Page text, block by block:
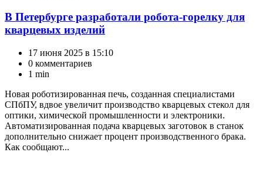
В Петербурге разработали робота-горелку для
кварцевых изделий
17 июня 2025 в 15:10
0 комментариев
1 min
Новая роботизированная печь, созданная специалистами
СПбПУ, вдвое увеличит производство кварцевых стекол для
оптики, химической промышленности и электроники.
Автоматизированная подача кварцевых заготовок в станок
дополнительно снижает процент производственного брака.
Как сообщают...